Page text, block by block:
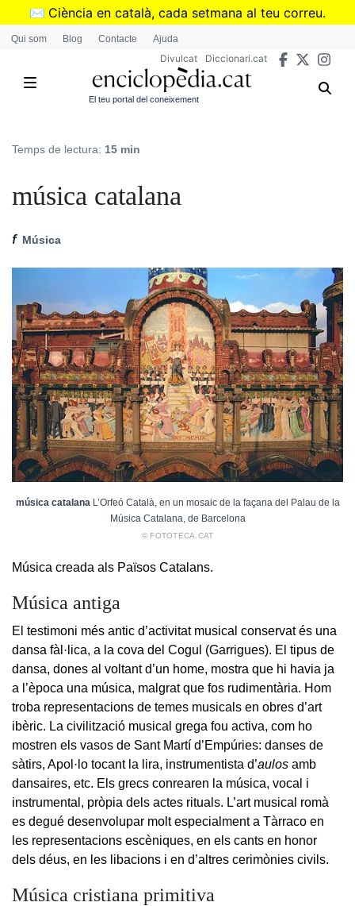
Vés
✉️ Ciència en català, cada setmana al teu correu.
➜Subscriu-te al butlletí de Divulcat
Qui som Blog Contacte Ajuda
Divulcat Diccionari.cat
El teu portal del coneixement
Temps de lectura: 15 min
música catalana
f Música
música catalana L’Orfeó Català, en un mosaic de la façana del Palau de la
Música Catalana, de Barcelona
© FOTOTECA.CAT
Música creada als Països Catalans.
Música antiga
El testimoni més antic d’activitat musical conservat és una
dansa fàl·lica, a la cova del Cogul (Garrigues). El tipus de
dansa, dones al voltant d’un home, mostra que hi havia ja
a l’època una música, malgrat que fos rudimentària. Hom
troba representacions de temes musicals en obres d’art
ibèric. La civilització musical grega fou activa, com ho
mostren els vasos de Sant Martí d’Empúries: danses de
sàtirs, Apol·lo tocant la lira, instrumentista d’aulos amb
dansaires, etc. Els grecs conrearen la música, vocal i
instrumental, pròpia dels actes rituals. L’art musical romà
es degué desenvolupar molt especialment a Tàrraco en
les representacions escèniques, en els cants en honor
dels déus, en les libacions i en d’altres cerimònies civils.
Música cristiana primitiva